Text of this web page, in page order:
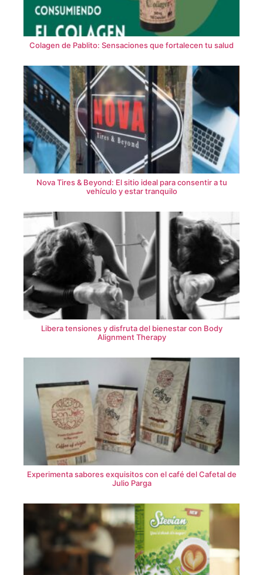
Colagen de Pablito: Sensaciones que fortalecen tu salud
Nova Tires & Beyond: El sitio ideal para consentir a tu
vehículo y estar tranquilo
Libera tensiones y disfruta del bienestar con Body
Alignment Therapy
Experimenta sabores exquisitos con el café del Cafetal de
Julio Parga